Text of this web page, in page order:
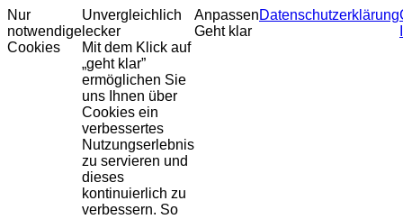
Nur
notwendige
Cookies
Unvergleichlich
lecker
Mit dem Klick auf
„geht klar”
ermöglichen Sie
uns Ihnen über
Cookies ein
verbessertes
Nutzungserlebnis
zu servieren und
dieses
kontinuierlich zu
verbessern. So
Anpassen
Geht klar
Datenschutzerklärung